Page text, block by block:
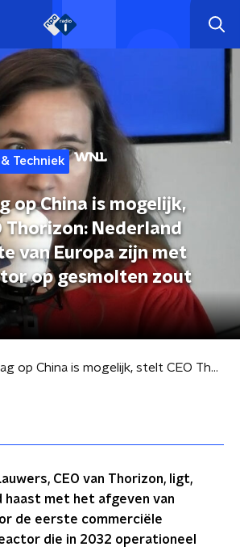
Techniek
op China is mogelijk,
Thorizon: Nederland
van Europa zijn met
op gesmolten zout
Inhaalslag op China is mogelijk, stelt CEO Thorizon: Nederland kan eerste van Europa zijn met kernreactor op gesmolten zout
CEO van Thorizon, ligt,
haast met het afgeven van
de eerste commerciële
die in 2032 operationeel